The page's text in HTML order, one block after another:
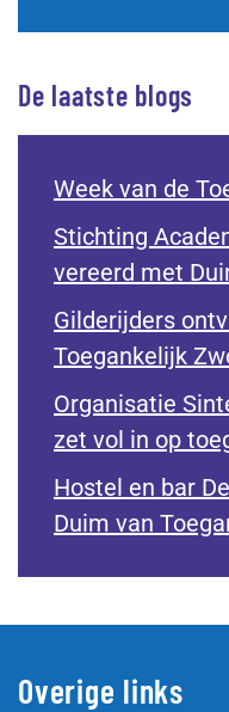
De laatste blogs
Week van de
Stichting
vereerd met
Gilderijders
Toegankelijk
Organisatie
zet vol in op
Hostel en bar
Duim van
Overige links